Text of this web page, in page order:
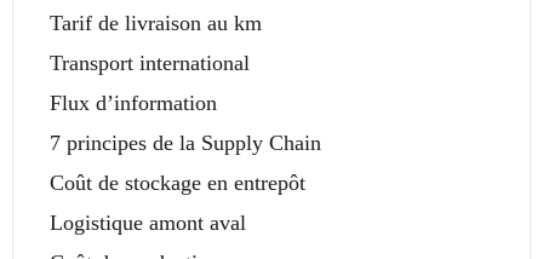
Tarif de livraison au km
Transport international
Flux d’information
7 principes de la Supply Chain
Coût de stockage en entrepôt
Logistique amont aval